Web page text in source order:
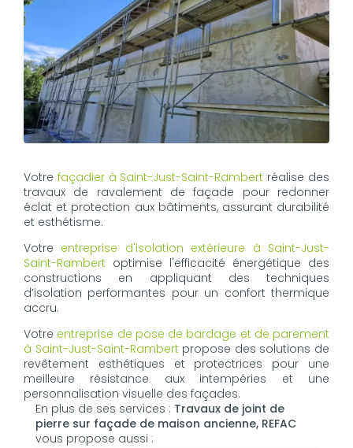
Votre façadier à Saint-Just-Saint-Rambert réalise des
travaux de ravalement de façade pour redonner
éclat et protection aux bâtiments, assurant durabilité
et esthétisme.
Votre entreprise d'isolation extérieure à Saint-Just-
Saint-Rambert optimise l'efficacité énergétique des
constructions en appliquant des techniques
d’isolation performantes pour un confort thermique
accru.
Votre entreprise de pose de bardage et de parement
à Saint-Just-Saint-Rambert propose des solutions de
revêtement esthétiques et protectrices pour une
meilleure résistance aux intempéries et une
personnalisation visuelle des façades.
En plus de ses services : Travaux de joint de
pierre sur façade de maison ancienne, REFAC
vous propose aussi :